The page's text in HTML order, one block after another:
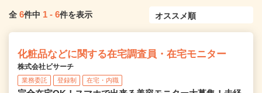
全 6件中 1 - 6件を表示
化粧品などに関する在宅調査員・在宅モニター
株式会社ビサーチ
業務委託 登録制 在宅・内職